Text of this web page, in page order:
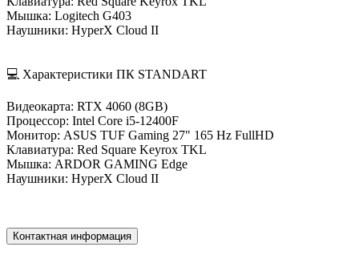
Мышка: Logitech G403
Наушники: HyperX Cloud II
💻 Характеристики ПК STANDART
Видеокарта: RTX 4060 (8GB)
Процессор: Intel Core i5-12400F
Монитор: ASUS TUF Gaming 27" 165 Hz FullHD
Клавиатура: Red Square Keyrox TKL
Мышка: ARDOR GAMING Edge
Наушники: HyperX Cloud II
Контактная информация